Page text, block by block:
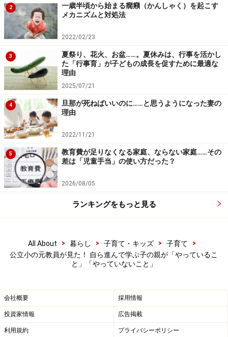
「○○しなければよかったね」
挑戦を全否定するような言葉を使ってはいけません。
「そんな簡単なこともできないの？」
「何度言ったらわかるの！」
「さっき言ったでしょ」
何度言ってもできない我が子を見て、つい言ってしまう
ものです。私もそうでした。そこで、次の2つのことを
心に留めておいてください。
1. いつ子どもが失敗してもいいように心の準備をしてお
2. 失敗は挑戦の上に起きることを自分に言い聞かせる
とはいえ、「失敗したくない。傷つきたくない」と思っ
ている子が多くなっているのが現実です。失敗を恐れず
挑戦する子に育つために必要なことは何でしょうか。
失敗の後の声かけが大事
子どもが、家族みんなのことを考えて、晩ご飯をテーブ
ルに運んでいるところを想像してください。不安定で、
2
一歳半頃から始まる癇癪（かんしゃく）を起こす
メカニズムと対処法
2022/02/23
3
夏祭り、花火、お盆……。夏休みは、行事を活かし
た「行事育」が子どもの成長を促すために最適な
理由
2025/07/21
4
旦那が死ねばいいのに……と思うようになった妻の
理由
2022/11/21
5
教育費が足りなくなる家庭、ならない家庭……その
差は「児童手当」の使い方だった？
2026/08/05
ランキングをもっと見る
All About > 暮らし > 子育て・キッズ > 子育て
>
公立小の元教員が見た！ 自ら進んで学ぶ子の親が「やっているこ
と」「やっていないこと」
会社概要 採用情報
投資家情報 広告掲載
利用規約 プライバシーポリシー